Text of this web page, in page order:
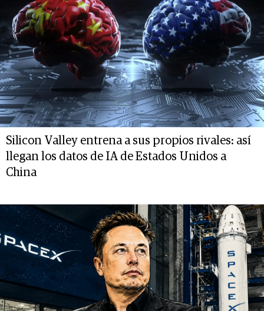
Silicon Valley entrena a sus propios rivales: así
llegan los datos de IA de Estados Unidos a
China